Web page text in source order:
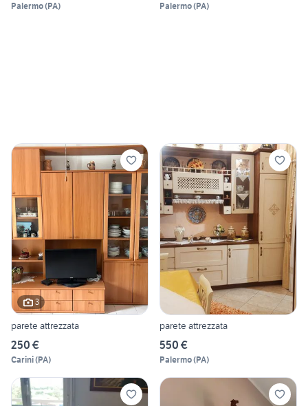
Palermo(PA) Palermo(PA)
3
parete attrezzata
250 €
Carini(PA)
parete attrezzata
550 €
Palermo(PA)